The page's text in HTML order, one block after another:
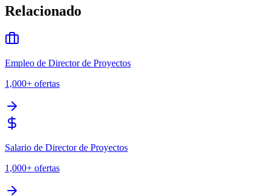
Relacionado
Empleo de Director de Proyectos
1,000+ ofertas
Salario de Director de Proyectos
1,000+ ofertas